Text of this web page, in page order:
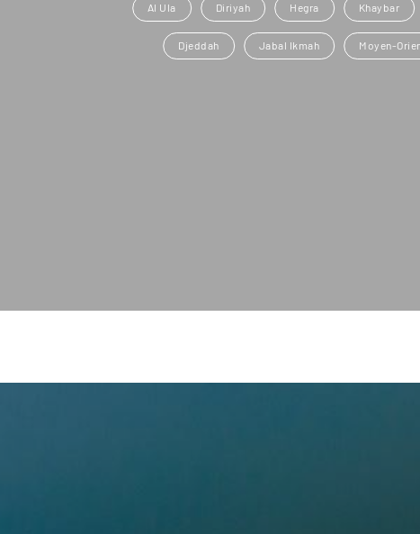
Al Ula Diriyah Hegra Khaybar
Djeddah Jabal Ikmah Moyen-